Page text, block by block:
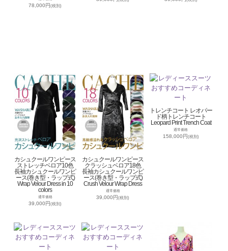
78,000円(税別)
カシュクールワンピース
ストレッチベロア10色
長袖カシュクールワンピ
ース(巻き型・ラップ式)
Wrap Velour Dress in 10
colors
通常価格
39,000円(税別)
カシュクールワンピース
クラッシュベロア18色
長袖カシュクールワンピ
ース(巻き型・ラップ式)
Crush Velour Wrap Dress
通常価格
39,000円(税別)
トレンチコート レオパー
ド柄トレンチコート
Leopard Print Trench Coat
通常価格
158,000円(税別)